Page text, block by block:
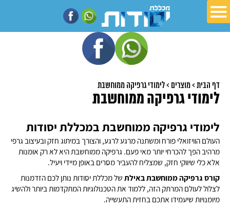
דף הבית >מוצרים >לימודי גרפיקה ממוחשבת
לימודי גרפיקה ממוחשבת
לימודי גרפיקה ממוחשבת במכללת יסודות
העולם הוויזואלי פורח ומשתנה מרגע לרגע, והצורך במיתוג חזק ובעיצוב גרפי
מרהיב הפך להכרחי יותר מאי פעם. גרפיקה ממוחשבת היא לא רק אומנות
אלא כלי שיווקי חזק, שמצליח להעביר מסרים באופן מיידי ויעיל.
קורס גרפיקה ממוחשבת באילת של מכללת יסודות נותן לכם הזדמנות
לצלול לעולם המרתק הזה, ללמוד את הטכנולוגיות המתקדמות ביותר ולהשיג
מיומנויות שיעמידו אתכם בחזית התעשייה.